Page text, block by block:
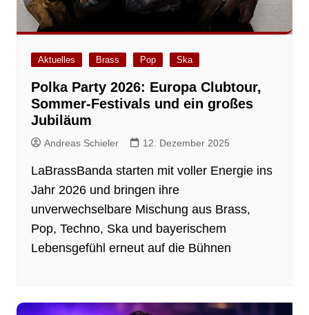
Aktuelles Brass Pop Ska
Polka Party 2026: Europa Clubtour,
Sommer-Festivals und ein großes
Jubiläum
Andreas Schieler 12. Dezember 2025
LaBrassBanda starten mit voller Energie ins
Jahr 2026 und bringen ihre
unverwechselbare Mischung aus Brass,
Pop, Techno, Ska und bayerischem
Lebensgefühl erneut auf die Bühnen